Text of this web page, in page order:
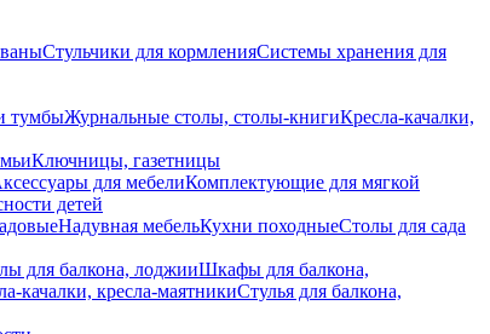
Стульчики для кормленияСистемы хранения для
тумбыЖурнальные столы, столы-книгиКресла-качалки,
Ключницы, газетницы
для мебелиКомплектующие для мягкой
детей
Надувная мебельКухни походныеСтолы для сада
для балкона, лоджииШкафы для балкона,
качалки, кресла-маятникиСтулья для балкона,